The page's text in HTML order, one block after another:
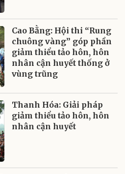
Cao Bằng: Hội thi “Rung
chuông vàng” góp phần
giảm thiểu tảo hôn, hôn
nhân cận huyết thống ở
vùng trũng
Thanh Hóa: Giải pháp
giảm thiểu tảo hôn, hôn
nhân cận huyết